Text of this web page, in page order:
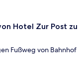
Hotel Zur Post zu
Fußweg von Bahnhof